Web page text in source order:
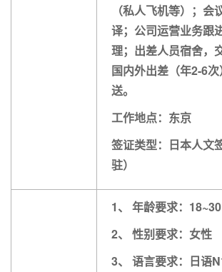
（私人飞机等）；
译；公司运营业务跟
理；出差人员宿舍，
国内外出差（年2-6
送。
工作地点：东京
签证类型：日本人文
驻）
1、 年龄要求：
2、 性别要求：女性
3、 语言要求：日语